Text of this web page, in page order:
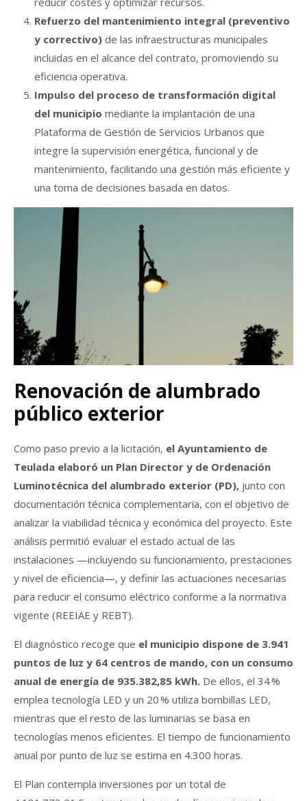
Refuerzo del mantenimiento integral (preventivo
y correctivo) de las infraestructuras municipales
incluidas en el alcance del contrato, promoviendo su
eficiencia operativa.
Impulso del proceso de transformación digital
del municipio mediante la implantación de una
Plataforma de Gestión de Servicios Urbanos que
integre la supervisión energética, funcional y de
mantenimiento, facilitando una gestión más eficiente y
una toma de decisiones basada en datos.
Renovación de alumbrado
público exterior
Como paso previo a la licitación, el Ayuntamiento de
Teulada elaboró un Plan Director y de Ordenación
Luminotécnica del alumbrado exterior (PD), junto con
documentación técnica complementaria, con el objetivo de
analizar la viabilidad técnica y económica del proyecto. Este
análisis permitió evaluar el estado actual de las
instalaciones —incluyendo su funcionamiento, prestaciones
y nivel de eficiencia—, y definir las actuaciones necesarias
para reducir el consumo eléctrico conforme a la normativa
vigente (REEIAE y REBT).
El diagnóstico recoge que el municipio dispone de 3.941
puntos de luz y 64 centros de mando, con un consumo
anual de energía de 935.382,85 kWh. De ellos, el 34 %
emplea tecnología LED y un 20 % utiliza bombillas LED,
mientras que el resto de las luminarias se basa en
tecnologías menos eficientes. El tiempo de funcionamiento
anual por punto de luz se estima en 4.300 horas.
El Plan contempla inversiones por un total de